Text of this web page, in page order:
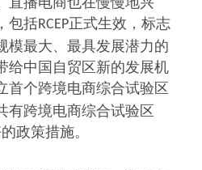
包括RCEP正式生效，标志
模最大、最具发展潜力的
给中国自贸区新的发展机
首个跨境电商综合试验区
有跨境电商综合试验区
政策措施。